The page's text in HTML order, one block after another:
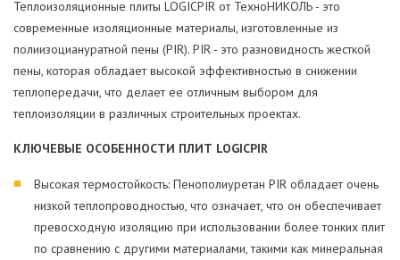
Теплоизоляционные плиты LOGICPIR от ТехноНИКОЛЬ - это
современные изоляционные материалы, изготовленные из
полиизоциануратной пены (PIR). PIR - это разновидность жесткой
пены, которая обладает высокой эффективностью в снижении
теплопередачи, что делает ее отличным выбором для
теплоизоляции в различных строительных проектах.
КЛЮЧЕВЫЕ ОСОБЕННОСТИ ПЛИТ LOGICPIR
Высокая термостойкость: Пенополиуретан PIR обладает очень
низкой теплопроводностью, что означает, что он обеспечивает
превосходную изоляцию при использовании более тонких плит
по сравнению с другими материалами, такими как минеральная